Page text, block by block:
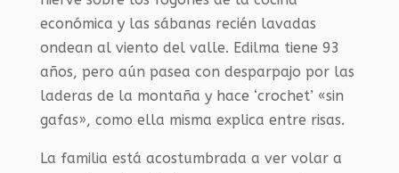
económica y las sábanas recién lavadas
ondean al viento del valle. Edilma tiene 93
años, pero aún pasea con desparpajo por las
laderas de la montaña y hace ‘crochet’ «sin
gafas», como ella misma explica entre risas.
La familia está acostumbrada a ver volar a